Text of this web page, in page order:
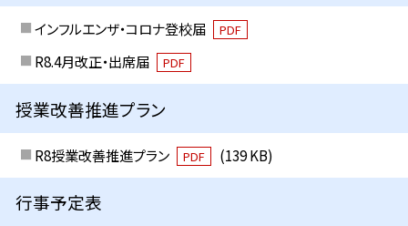
インフルエンザ・コロナ登校届 PDF
R8.4月改正・出席届 PDF
授業改善推進プラン
R8授業改善推進プラン PDF (139 KB)
行事予定表